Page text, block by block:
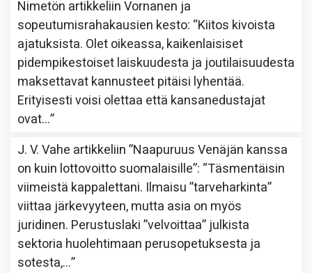
Nimetön artikkeliinVornanen ja
sopeutumisrahakausien kesto: “Kiitos kivoista
ajatuksista. Olet oikeassa, kaikenlaisiset
pidempikestoiset laiskuudesta ja joutilaisuudesta
maksettavat kannusteet pitäisi lyhentää.
Erityisesti voisi olettaa että kansanedustajat
ovat…”
J. V. Vahe artikkeliin”Naapuruus Venäjän kanssa
on kuin lottovoitto suomalaisille”: “Täsmentäisin
viimeistä kappalettani. Ilmaisu ”tarveharkinta”
viittaa järkevyyteen, mutta asia on myös
juridinen. Perustuslaki ”velvoittaa” julkista
sektoria huolehtimaan perusopetuksesta ja
sotesta,…”